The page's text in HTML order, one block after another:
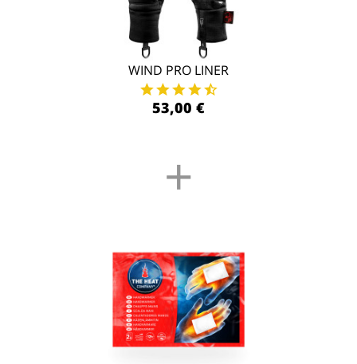
WIND PRO LINER
53,00 €
+